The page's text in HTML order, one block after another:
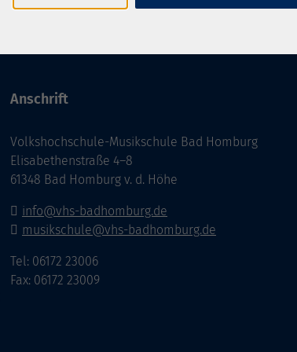
Anschrift
Volkshochschule-Musikschule Bad Homburg
Elisabethenstraße 4–8
61348 Bad Homburg v. d. Höhe
info@vhs-badhomburg.de
musikschule@vhs-badhomburg.de
Tel: 06172 23006
Fax: 06172 23009